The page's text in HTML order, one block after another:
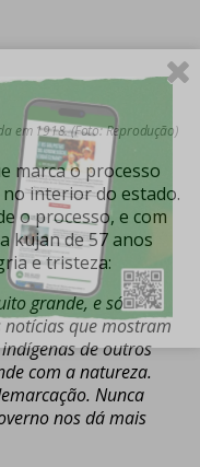
em 1918. (Foto: Reprodução)
marca o processo
interior do estado.
o processo, e com
kujan de 57 anos
e tristeza:
grande, e só
que mostram
de outros
com a natureza.
Nunca
nos dá mais